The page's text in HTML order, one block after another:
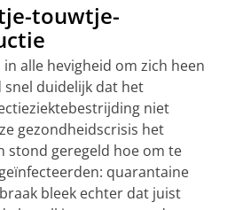
touwtje-
alle hevigheid om zich heen
duidelijk dat het
niet
gezondheidscrisis het
stond geregeld hoe om te
quarantaine
bleek echter dat juist